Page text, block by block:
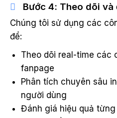
Bước 4: Theo dõi và
Chúng tôi sử dụng các
để:
Theo dõi real-time các
fanpage
Phân tích chuyên sâu
người dùng
Đánh giá hiệu quả